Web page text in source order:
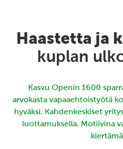
Haastetta ja
kuplan
Kasvu Openin 1600
arvokasta vapaaehtoistyötä
hyväksi. Kahdenkeskiset
luottamuksella. Motiivina